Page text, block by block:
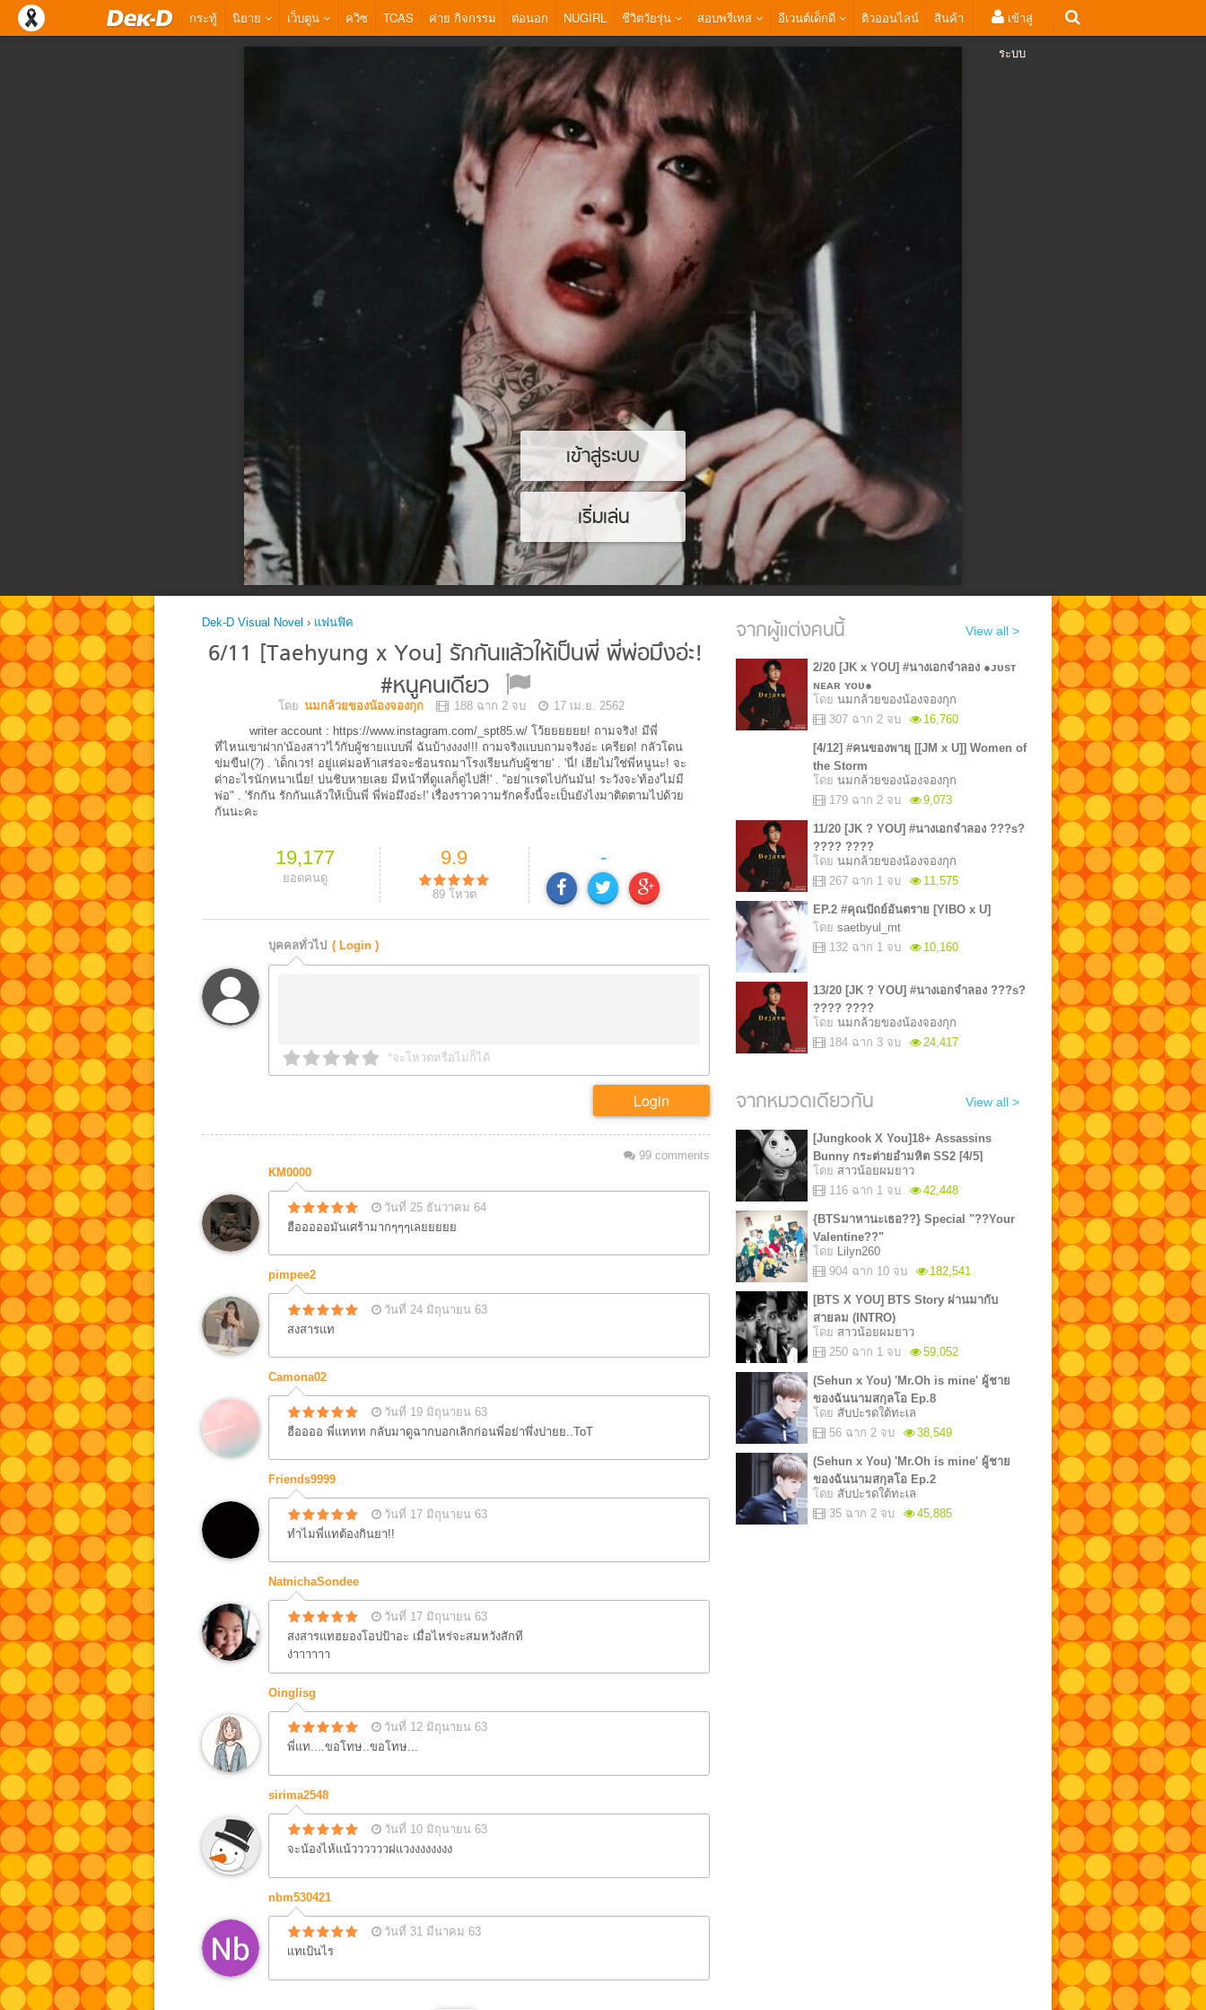
กระทู้ นิยาย เว็บตูน ควิซ TCAS ค่าย กิจกรรม ต่อนอก NUGIRL ชีวิตวัยรุ่น สอบพรีเทส อีเวนต์เด็กดี ติวออนไลน์ สินค้า เข้าสู่
ระบบ
เข้าสู่ระบบ
เริ่มเล่น
Dek-D Visual Novel › แฟนฟิค
6/11 [Taehyung x You] รักกันเเล้วให้เป็นพี่ พี่พ่อมึงอ่ะ!
#หนูคนเดียว
โดย นมกล้วยของน้องจองกุก 188 ฉาก 2 จบ
17 เม.ย. 2562
writer account : https://www.instagram.com/_spt85.w/ โว้ยยยยยย! ถามจริง! มีพี่
ที่ไหนเขาฝาก'น้องสาว'ไว้กับผู้ชายเเบบพี่ ฉันบ้างงงง!!! ถามจริงเเบบถามจริงอ่ะ เครียด! กลัวโดน
ข่มขืน!(?) . 'เด็กเวร! อยู่เเค่มอห้าเสร่อจะซ้อนรถมาโรงเรียนกับผู้ชาย' . 'นี่! เฮียไม่ใช่พี่หนูนะ! จะ
ด่าอะไรนักหนาเนี่ย! บ่นชิบหายเลย มีหน้าที่ดูเเลก็ดูไปสิ่!' . ''อย่าเเรดไปกันมัน! ระวังจะ'ท้อง'ไม่มี
พ่อ" . 'รักกัน รักกันเเล้วให้เป็นพี่ พี่พ่อมึงอ่ะ!' เรื่องราวความรักครั้งนี้จะเป็นยังไงมาติดตามไปด้วย
กันนะคะ
19,177
ยอดคนดู
9.9
89โหวต
-
บุคคลทั่วไป ( Login )
*จะโหวตหรือไม่ก็ได้
Login
99 comments
KM0000
วันที่ 25 ธันวาคม 64
ฮือออออมันเศร้ามากๆๆๆเลยยยยย
pimpee2
วันที่ 24 มิถุนายน 63
สงสารแท
Camona02
วันที่ 19 มิถุนายน 63
ฮืออออ พี่แททท กลับมาดูฉากบอกเลิกก่อนพี่อย่าพึ่งปายย..ToT
Friends9999
วันที่ 17 มิถุนายน 63
ทำไมพี่แทต้องกินยา!!
NatnichaSondee
วันที่ 17 มิถุนายน 63
สงสารแทฮยองโอปป้าอะ เมื่อไหร่จะสมหวังสักที
ง่าาาาาา
Oinglisg
วันที่ 12 มิถุนายน 63
พี่แท....ขอโทษ..ขอโทษ...
sirima2548
วันที่ 10 มิถุนายน 63
จะน้องไห้แน้ววววววฝแวงงงงงงงง
nbm530421
วันที่ 31 มีนาคม 63
เเทเป้นไร
จากผู้แต่งคนนี้ View all >
2/20 [JK х YOU] #นางเอกจำลอง ●ᴊᴜsᴛ
ɴᴇᴀʀ ʏᴏᴜ●
โดย นมกล้วยของน้องจองกุก
307 ฉาก 2 จบ
16,760
[4/12] #คนของพายุ [[JM x U]] Women of
the Storm
โดย นมกล้วยของน้องจองกุก
179 ฉาก 2 จบ
9,073
11/20 [JK ? YOU] #นางเอกจำลอง ???s?
???? ????
โดย นมกล้วยของน้องจองกุก
267 ฉาก 1 จบ
11,575
EP.2 #คุณปัถย์อันตราย [YIBO x U]
โดย saetbyul_mt
132 ฉาก 1 จบ
10,160
13/20 [JK ? YOU] #นางเอกจำลอง ???s?
???? ????
โดย นมกล้วยของน้องจองกุก
184 ฉาก 3 จบ
24,417
จากหมวดเดียวกัน View all >
[Jungkook X You]18+ Assassins
Bunny กระต่ายอำมหิต SS2 [4/5]
โดย สาวน้อยผมยาว
116 ฉาก 1 จบ
42,448
{BTSมาหานะเธอ??} Special "??Your
Valentine??"
โดย Lilyn260
904 ฉาก 10 จบ
182,541
[BTS X YOU] BTS Story ผ่านมากับ
สายลม (INTRO)
โดย สาวน้อยผมยาว
250 ฉาก 1 จบ
59,052
(Sehun x You) 'Mr.Oh is mine' ผู้ชาย
ของฉันนามสกุลโอ Ep.8
โดย สับปะรดใต้ทะเล
56 ฉาก 2 จบ
38,549
(Sehun x You) 'Mr.Oh is mine' ผู้ชาย
ของฉันนามสกุลโอ Ep.2
โดย สับปะรดใต้ทะเล
35 ฉาก 2 จบ
45,885